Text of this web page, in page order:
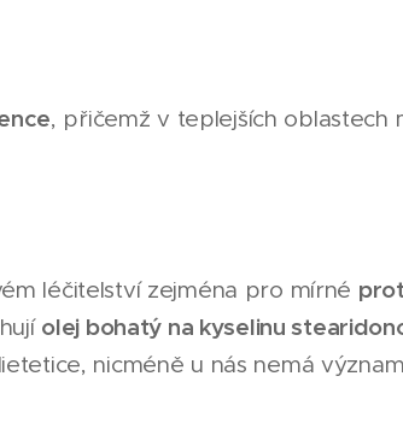
, přičemž v teplejších oblastech
léčitelství zejména pro mírné
olej bohatý na kyselinu
nicméně u nás nemá